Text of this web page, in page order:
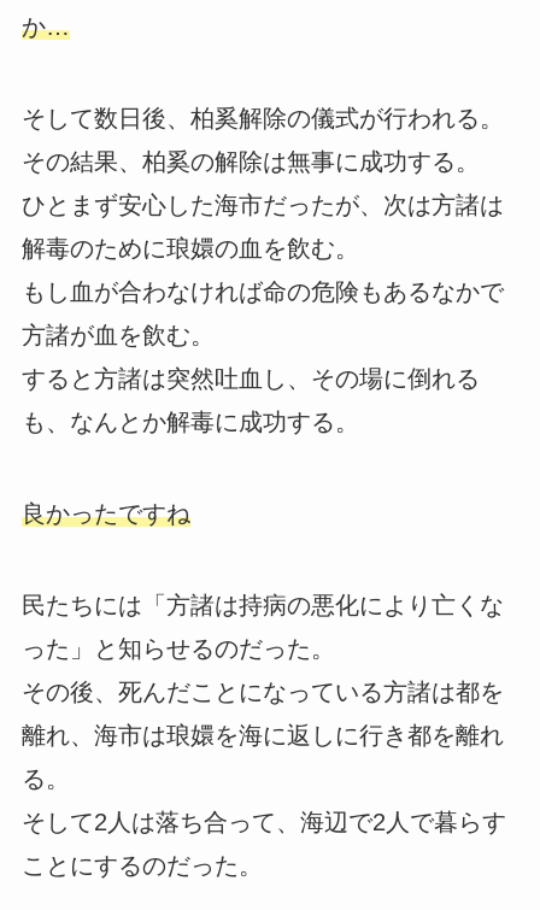
か…
そして数日後、柏奚解除の儀式が行われる。
その結果、柏奚の解除は無事に成功する。
ひとまず安心した海市だったが、次は方諸は
解毒のために琅嬛の血を飲む。
もし血が合わなければ命の危険もあるなかで
方諸が血を飲む。
すると方諸は突然吐血し、その場に倒れる
も、なんとか解毒に成功する。
良かったですね
民たちには「方諸は持病の悪化により亡くな
った」と知らせるのだった。
その後、死んだことになっている方諸は都を
離れ、海市は琅嬛を海に返しに行き都を離れ
る。
そして2人は落ち合って、海辺で2人で暮らす
ことにするのだった。